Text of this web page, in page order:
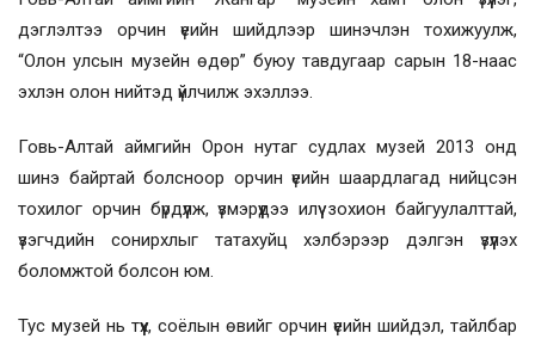
дэглэлтээ орчин үеийн шийдлээр шинэчлэн тохижуулж,
“Олон улсын музейн өдөр” буюу тавдугаар сарын 18-наас
эхлэн олон нийтэд үйлчилж эхэллээ.
Говь-Алтай аймгийн Орон нутаг судлах музей 2013 онд
шинэ байртай болсноор орчин үеийн шаардлагад нийцсэн
тохилог орчин бүрдүүлж, үзмэрүүдээ илүү зохион байгуулалттай,
үзэгчдийн сонирхлыг татахуйц хэлбэрээр дэлгэн үзүүлэх
боломжтой болсон юм.
Тус музей нь түүх, соёлын өвийг орчин үеийн шийдэл, тайлбар